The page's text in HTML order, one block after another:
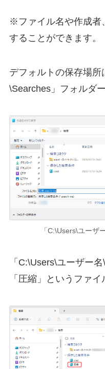
※ファイル名や作成者
することができます。
デフォルトの保存場所
\Searches」フォルダー
「C:\Users\ユーザ
「C:\Users\ユーザー
「圧縮」というファ